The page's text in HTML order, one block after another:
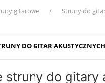
gitarowe Struny do
DO GITAR AKUSTYCZNYCH
struny do